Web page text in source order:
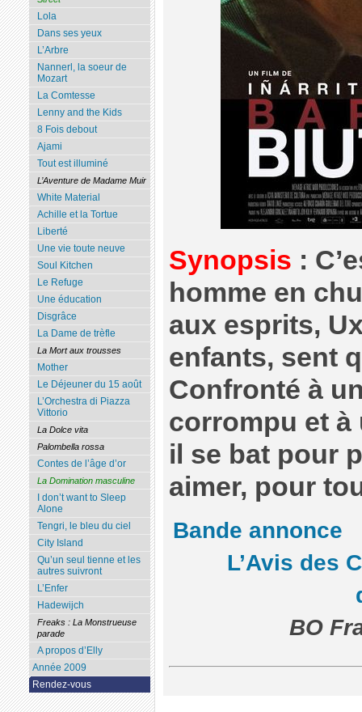
Synopsis :
homme en
aux esprits,
enfants, sent
Confronté à
corrompu et
il se bat pour
aimer, pour
Bande annonce
L’Avis des
BO
Lola
Dans ses yeux
L’Arbre
Nannerl, la soeur de
Mozart
La Comtesse
Lenny and the Kids
8 Fois debout
Ajami
Tout est illuminé
L’Aventure de Madame Muir
White Material
Achille et la Tortue
Liberté
Une vie toute neuve
Soul Kitchen
Le Refuge
Une éducation
Disgrâce
La Dame de trèfle
La Mort aux trousses
Mother
Le Déjeuner du 15 août
L’Orchestra di Piazza
Vittorio
La Dolce vita
Palombella rossa
Contes de l’âge d’or
La Domination masculine
I don’t want to Sleep
Alone
Tengri, le bleu du ciel
City Island
Qu’un seul tienne et les
autres suivront
L’Enfer
Hadewijch
Freaks : La Monstrueuse
parade
A propos d’Elly
Année 2009
Rendez-vous